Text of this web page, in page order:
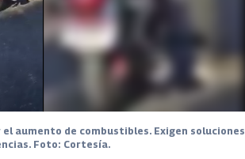
aumento de combustibles. Exigen soluciones
Foto: Cortesía.